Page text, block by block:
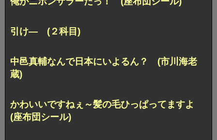
引け― (２科目)
中邑真輔なんで日本にいよるん？ (市川海老
蔵)
かわいいですねぇ～髪の毛ひっぱってますよ
(座布団シール)